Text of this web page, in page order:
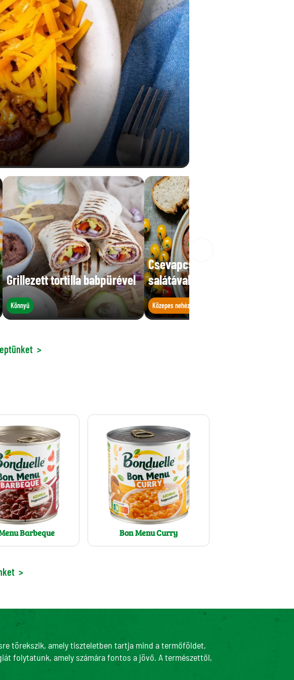
8,3 g
10 g
0,51 g 0,64 g
Grillezett tortilla babpürével
Könnyű
Csevapcsicsa lilahagyma
salátával és babpürével
Közepes nehézségű
>
Barbeque Bon Menu Curry
>
törekszik, amely tiszteletben tartja mind a termőföldet,
folytatunk, amely számára fontos a jövő. A természettől,